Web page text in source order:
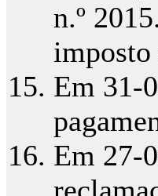
n.º
imposto
Em 31-
Em 27-